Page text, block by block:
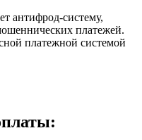
антифрод-систему,
платежей.
платежной системой